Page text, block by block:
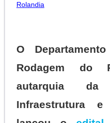
Rolandia
O
Rodagem do
autarquia
Infraestrutura